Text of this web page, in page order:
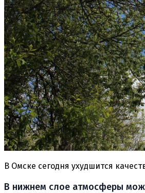
В Омске сегодня ухудшится
В нижнем слое атмосферы